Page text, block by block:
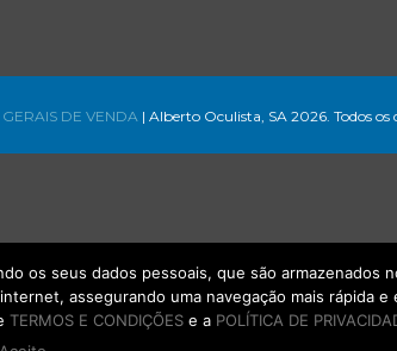
DE VENDA | Alberto Oculista, SA 2026. Todos os
os seus dados pessoais, que são armazenados
assegurando uma navegação mais rápida
TERMOS E CONDIÇÕESe a POLÍTICA DE